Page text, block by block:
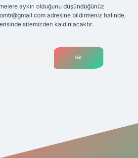
aykırı olduğunu düşündüğünüz
adresine bildirmeniz halinde,
sitemizden kaldırılacaktır.